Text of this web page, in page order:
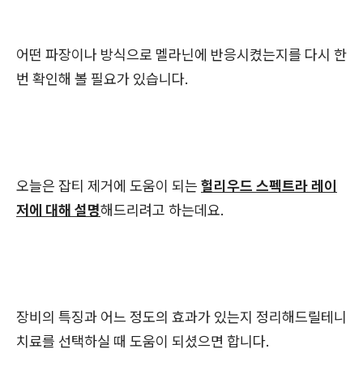
어떤 파장이나 방식으로 멜라닌에 반응시켰는지를 다시 한
번 확인해 볼 필요가 있습니다.
오늘은 잡티 제거에 도움이 되는 헐리우드 스펙트라 레이
저에 대해 설명해드리려고 하는데요.
장비의 특징과 어느 정도의 효과가 있는지 정리해드릴테니
치료를 선택하실 때 도움이 되셨으면 합니다.